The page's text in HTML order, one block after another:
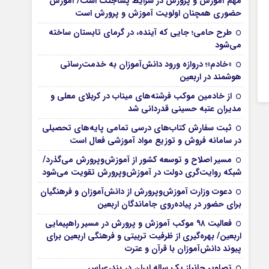
حضوری همچنان اولویت آموزش و پرورش است
طرح حامی؛ جایی که آینده، در گرمای تابستان ساخته
می‌شود
«خادم»؛ دروازه ورود دانش‌آموزان به خدمت‌رسانی
هوشمند در اربعین
از خادمین موکب فرشته‌های میناب در کربلای معلی و
مدیران عتبه حسینی قدردانی شد
ثبت سفارش کتاب‌های درسی تمامی پایه‌های تحصیلی
در سامانه فروش و توزیع مواد آموزشی فعال است
مسیر اصلاح و توسعه کشور از آموزش‌وپرورش می‌گذرد/
شبکه روایت‌‌گری دولت در آموزش‌وپرورش تقویت می‌شود
دعوت وزارت آموزش‌وپرورش از دانش‌آموزان و فرهنگیان
برای حضور در پیاده‌روی جاماندگان اربعین
فعالیت ۹۸ موکب آموزش و پرورش در مسیر راهپیمایی
اربعین/ بهره‌گیری از ظرفیت تربیتی و فرهنگی اربعین برای
پیوند دانش‌آموزان با قرآن و عترت